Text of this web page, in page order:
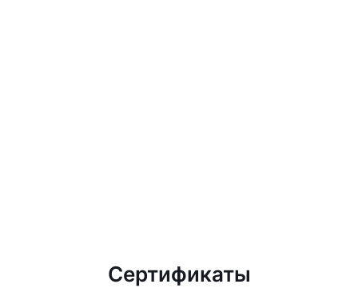
Сертификаты